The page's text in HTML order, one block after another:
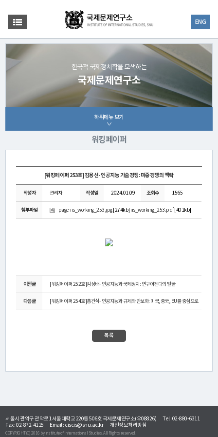
ENG
한국적 국제정치학을 모색하는
국제문제연구소
하위메뉴 보기
워킹페이퍼
[워킹페이퍼 253호]김용신- 인공지능 기술경쟁: 미중경쟁의 맥락
작성자 관리자 작성일 2024.01.09 조회수 1565
첨부파일 page-iis_working_253.jpg[274kb] iis_working_253.pdf[401kb]
이전글 [워킹페이퍼 252호]김상배- 인공지능과 국제정치: 연구어젠다의 발굴
다음글 [워킹페이퍼 254호]홍건식- 인공지능과 규제와 안보화: 미국,중국, EU를 중심으로
목록
서울시 관악구 관악로1 서울대학교 220동 506호 국제문제연구소(우08826)
Tel : 02-880-6311
Fax : 02-872-4115
Email : ciscis@snu.ac.kr 개인정보처리방침
COPYRIGHT(C) 2016 byInstitute of International Studies. All Rights reserved.
연
개
연
구